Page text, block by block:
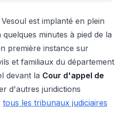
est implanté en plein
minutes à pied de la
première instance sur
et familiaux du département
devant la Cour d'appel de
d'autres juridictions
tous les tribunaux judiciaires